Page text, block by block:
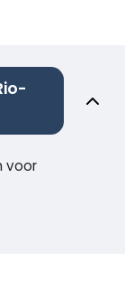
voor